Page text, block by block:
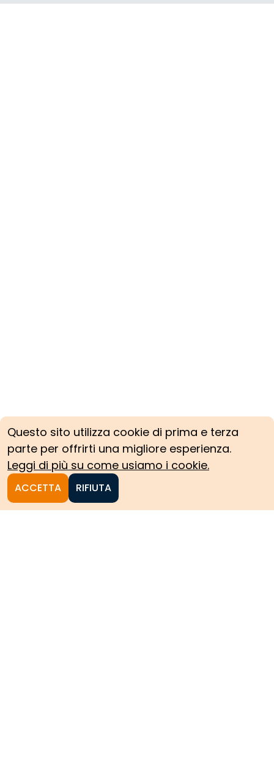
Questo sito utilizza cookie di prima e terza
parte per offrirti una migliore esperienza.
Leggi di più su come usiamo i cookie.
ACCETTA RIFIUTA